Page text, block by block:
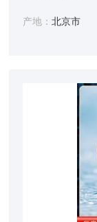
磨损试验机的功
高，操作便捷
产地：北京市